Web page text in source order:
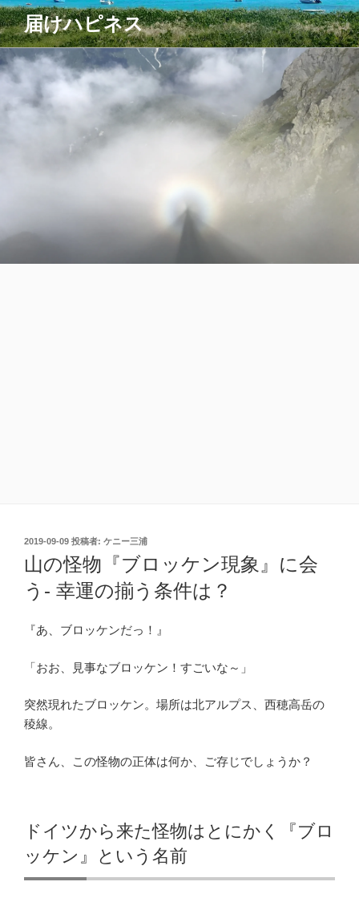
コ
ン
テ
ン
へ
届けハピネス
投
日:
2019-09-09 投稿者: ケニー三浦
山の怪物『ブロッケン現象』に会
う- 幸運の揃う条件は？
『あ、ブロッケンだっ！』
「おお、見事なブロッケン！すごいな～」
突然現れたブロッケン。場所は北アルプス、西穂高岳の
稜線。
皆さん、この怪物の正体は何か、ご存じでしょうか？
ドイツから来た怪物はとにかく『ブロ
ッケン』という名前